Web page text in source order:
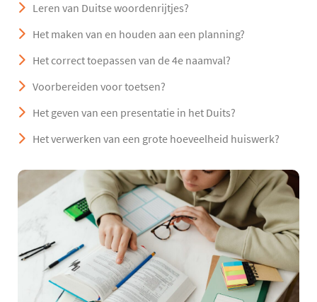
Leren van Duitse woordenrijtjes?
Het maken van en houden aan een planning?
Het correct toepassen van de 4e naamval?
Voorbereiden voor toetsen?
Het geven van een presentatie in het Duits?
Het verwerken van een grote hoeveelheid huiswerk?